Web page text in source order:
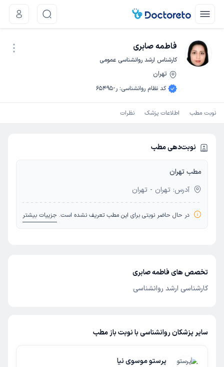
فاطمه صابری
کارشناس ارشد روانشناسی عمومی
تهران
کد نظام روانشناسی: ر-65495
نوبت مطب اطلاعات پزشک نظرات
نوبت‌دهی مطب
مطب تهران
آدرس: تهران - تهران
در حال حاضر نوبتی برای این مطب تعریف نشده است. جزییات بیشتر
تخصص های فاطمه صابری
کارشناسی ارشد روانشناسی
سایر پزشکان روانشناسی با نوبت باز مطب
پرستو موسوی نیا